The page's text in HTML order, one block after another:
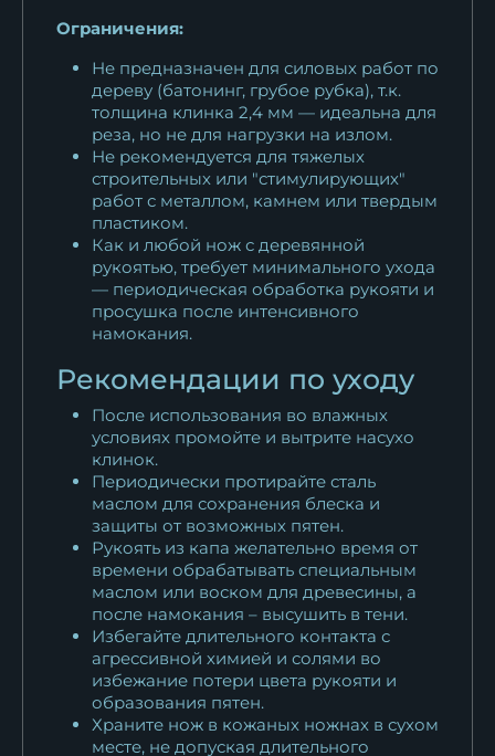
Ограничения:
Не предназначен для силовых работ по
дереву (батонинг, грубое рубка), т.к.
толщина клинка 2,4 мм — идеальна для
реза, но не для нагрузки на излом.
Не рекомендуется для тяжелых
строительных или "стимулирующих"
работ с металлом, камнем или твердым
пластиком.
Как и любой нож с деревянной
рукоятью, требует минимального ухода
— периодическая обработка рукояти и
просушка после интенсивного
намокания.
Рекомендации по уходу
После использования во влажных
условиях промойте и вытрите насухо
клинок.
Периодически протирайте сталь
маслом для сохранения блеска и
защиты от возможных пятен.
Рукоять из капа желательно время от
времени обрабатывать специальным
маслом или воском для древесины, а
после намокания – высушить в тени.
Избегайте длительного контакта с
агрессивной химией и солями во
избежание потери цвета рукояти и
образования пятен.
Храните нож в кожаных ножнах в сухом
месте, не допуская длительного